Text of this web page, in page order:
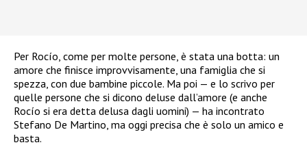
Per Rocío, come per molte persone, è stata una botta: un
amore che finisce improvvisamente, una famiglia che si
spezza, con due bambine piccole. Ma poi — e lo scrivo per
quelle persone che si dicono deluse dall’amore (e anche
Rocío si era detta delusa dagli uomini) — ha incontrato
Stefano De Martino, ma oggi precisa che è solo un amico e
basta.